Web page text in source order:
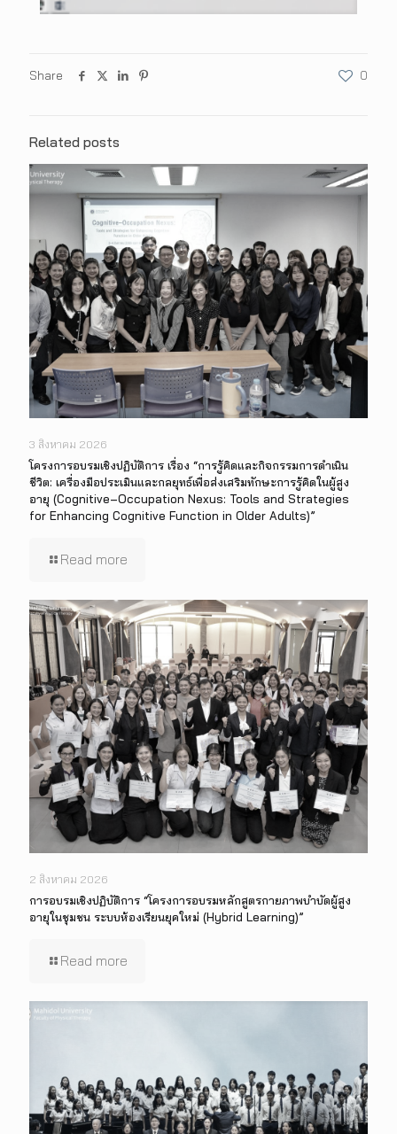
Share 0
Related posts
3 สิงหาคม 2026
โครงการอบรมเชิงปฏิบัติการ เรื่อง “การรู้คิดและกิจกรรมการดำเนิน
ชีวิต: เครื่องมือประเมินและกลยุทธ์เพื่อส่งเสริมทักษะการรู้คิดในผู้สูง
อายุ (Cognitive–Occupation Nexus: Tools and Strategies
for Enhancing Cognitive Function in Older Adults)”
Read more
2 สิงหาคม 2026
การอบรมเชิงปฏิบัติการ “โครงการอบรมหลักสูตรกายภาพบำบัดผู้สูง
อายุในชุมชน ระบบห้องเรียนยุคใหม่ (Hybrid Learning)”
Read more